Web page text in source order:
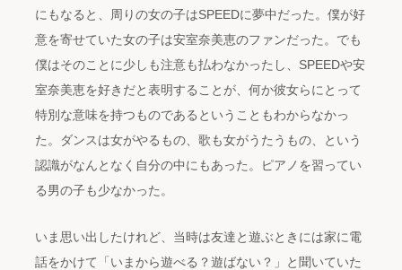
にもなると、周りの女の子はSPEEDに夢中だった。僕が好
意を寄せていた女の子は安室奈美恵のファンだった。でも
僕はそのことに少しも注意も払わなかったし、SPEEDや安
室奈美恵を好きだと表明することが、何か彼女らにとって
特別な意味を持つものであるということもわからなかっ
た。ダンスは女がやるもの、歌も女がうたうもの、という
認識がなんとなく自分の中にもあった。ピアノを習ってい
る男の子も少なかった。
いま思い出したけれど、当時は友達と遊ぶときには家に電
話をかけて「いまから遊べる？遊ばない？」と聞いていた